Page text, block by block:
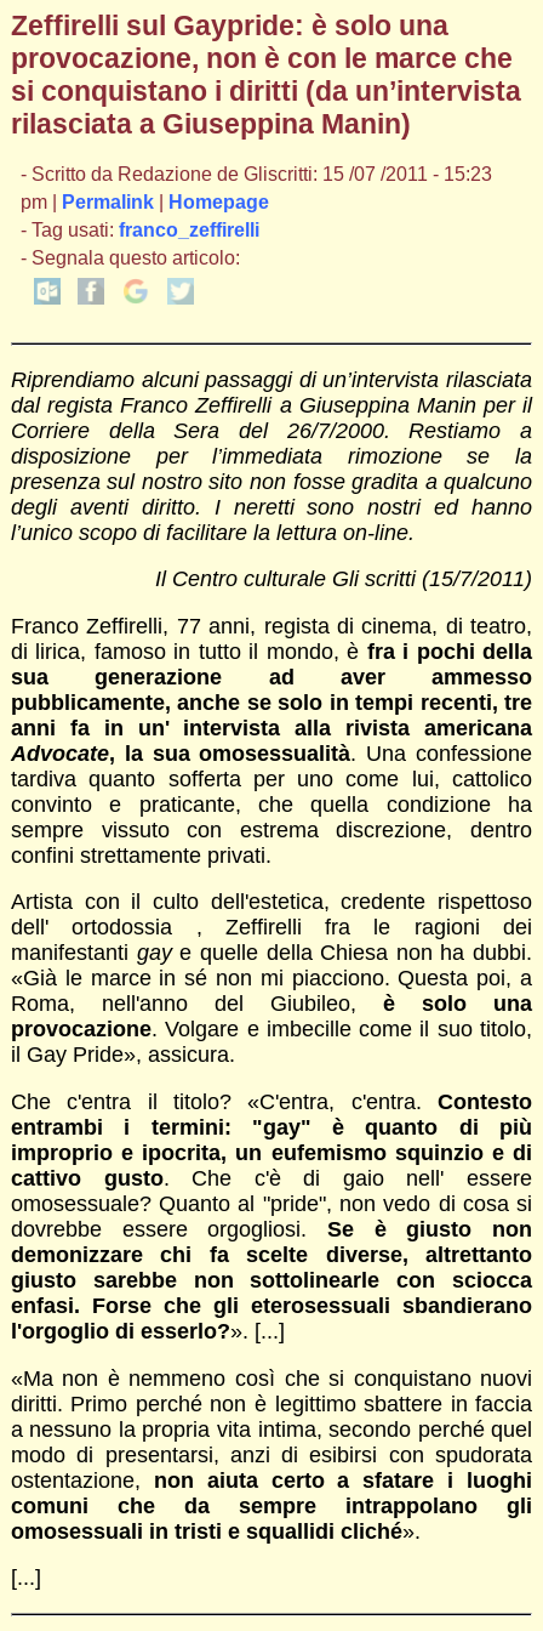
Zeffirelli sul Gaypride: è solo una
provocazione, non è con le marce che
si conquistano i diritti (da un’intervista
rilasciata a Giuseppina Manin)
- Scritto da Redazione de Gliscritti: 15 /07 /2011 - 15:23
pm |
Permalink|
Homepage
- Tag usati: franco_zeffirelli
- Segnala questo articolo:
Riprendiamo alcuni passaggi di un’intervista rilasciata
dal regista Franco Zeffirelli a Giuseppina Manin per il
Corriere della Sera del 26/7/2000. Restiamo a
disposizione per l’immediata rimozione se la
presenza sul nostro sito non fosse gradita a qualcuno
degli aventi diritto. I neretti sono nostri ed hanno
l’unico scopo di facilitare la lettura on-line.
Il Centro culturale Gli scritti (15/7/2011)
Franco Zeffirelli, 77 anni, regista di cinema, di teatro,
di lirica, famoso in tutto il mondo, è fra i pochi della
sua generazione ad aver ammesso
pubblicamente, anche se solo in tempi recenti, tre
anni fa in un' intervista alla rivista americana
Advocate, la sua omosessualità. Una confessione
tardiva quanto sofferta per uno come lui, cattolico
convinto e praticante, che quella condizione ha
sempre vissuto con estrema discrezione, dentro
confini strettamente privati.
Artista con il culto dell'estetica, credente rispettoso
dell' ortodossia , Zeffirelli fra le ragioni dei
manifestanti gaye quelle della Chiesa non ha dubbi.
«Già le marce in sé non mi piacciono. Questa poi, a
Roma, nell'anno del Giubileo,è solo una
provocazione. Volgare e imbecille come il suo titolo,
il Gay Pride», assicura.
Che c'entra il titolo? «C'entra, c'entra.Contesto
entrambi i termini: "gay" è quanto di più
improprio e ipocrita, un eufemismo squinzio e di
cattivo gusto. Che c'è di gaio nell' essere
omosessuale? Quanto al "pride", non vedo di cosa si
dovrebbe essere orgogliosi. Se è giusto non
demonizzare chi fa scelte diverse, altrettanto
giusto sarebbe non sottolinearle con sciocca
enfasi. Forse che gli eterosessuali sbandierano
l'orgoglio di esserlo?». [...]
«Ma non è nemmeno così che si conquistano nuovi
diritti. Primo perché non è legittimo sbattere in faccia
a nessuno la propria vita intima, secondo perché quel
modo di presentarsi, anzi di esibirsi con spudorata
ostentazione, non aiuta certo a sfatare i luoghi
comuni che da sempre intrappolano gli
omosessuali in tristi e squallidi cliché».
[...]